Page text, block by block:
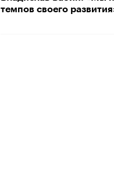
темпов своего